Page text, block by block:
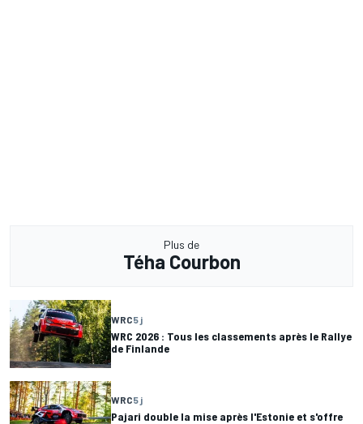
Plus de
Téha Courbon
WRC5 j
WRC 2026 : Tous les classements après le Rallye
de Finlande
WRC5 j
Pajari double la mise après l'Estonie et s'offre